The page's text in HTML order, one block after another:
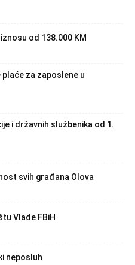
od 138.000 KM
za zaposlene u
i državnih službenika od 1.
svih građana Olova
Vlade FBiH
neposluh